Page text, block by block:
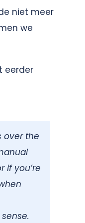
niet meer
we
eerder
over the
if you’re